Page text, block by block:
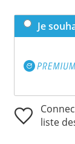
Je
liste